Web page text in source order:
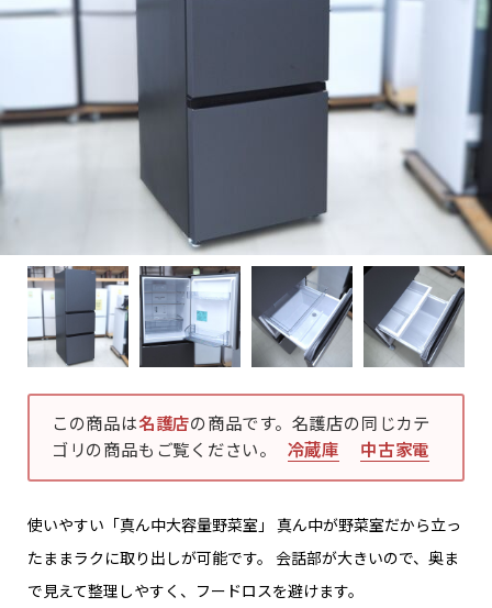
この商品は名護店の商品です。名護店の同じカテ
ゴリの商品もご覧ください。
冷蔵庫 中古家電
使いやすい「真ん中大容量野菜室」 真ん中が野菜室だから立っ
たままラクに取り出しが可能です。 会話部が大きいので、奥ま
で見えて整理しやすく、フードロスを避けます。